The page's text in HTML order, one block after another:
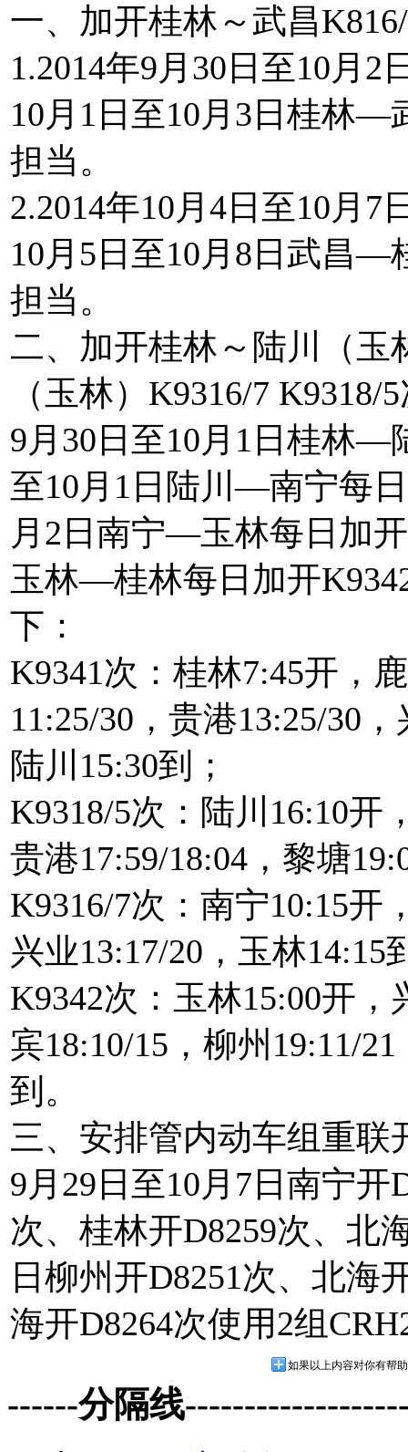
一、加开桂林～武昌
1.2014年9月30日至10月
10月1日至10月3日桂林—
担当。
2.2014年10月4日至10月
10月5日至10月8日武昌—
担当。
二、加开桂林～陆川（玉
（玉林）K9316/7 K9318/
9月30日至10月1日桂林—
至10月1日陆川—南宁每
月2日南宁—玉林每日加
玉林—桂林每日加开
下：
K9341次：桂林7:45开，
11:25/30，贵港13:25/30
陆川15:30到；
K9318/5次：陆川16:10开
贵港17:59/18:04，黎塘
K9316/7次：南宁10:15开
兴业13:17/20，玉林14:15
K9342次：玉林15:00开，
宾18:10/15，柳州19:11/
到。
三、安排管内动车组重联
9月29日至10月7日南宁开
次、桂林开D8259次、北
日柳州开D8251次、北海
海开D8264次使用2组
如果以上内容对你有帮
------分隔线